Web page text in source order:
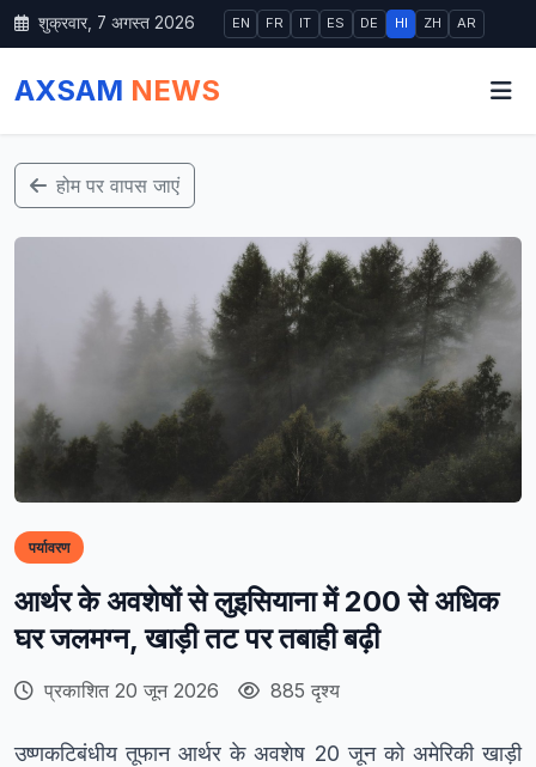
शुक्रवार, 7 अगस्त 2026 EN FR IT ES DE HI ZH AR
AXSAM NEWS
होम पर वापस जाएं
पर्यावरण
आर्थर के अवशेषों से लुइसियाना में 200 से अधिक
घर जलमग्न, खाड़ी तट पर तबाही बढ़ी
प्रकाशित 20 जून 2026 885 दृश्य
उष्णकटिबंधीय तूफान आर्थर के अवशेष 20 जून को अमेरिकी खाड़ी